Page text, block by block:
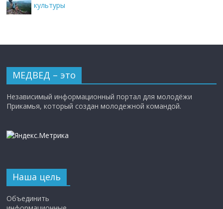
культуры
МЕДВЕД – это
Независимый информационный портал для молодёжи
Прикамья, который создан молодежной командой.
Наша цель
Объединить